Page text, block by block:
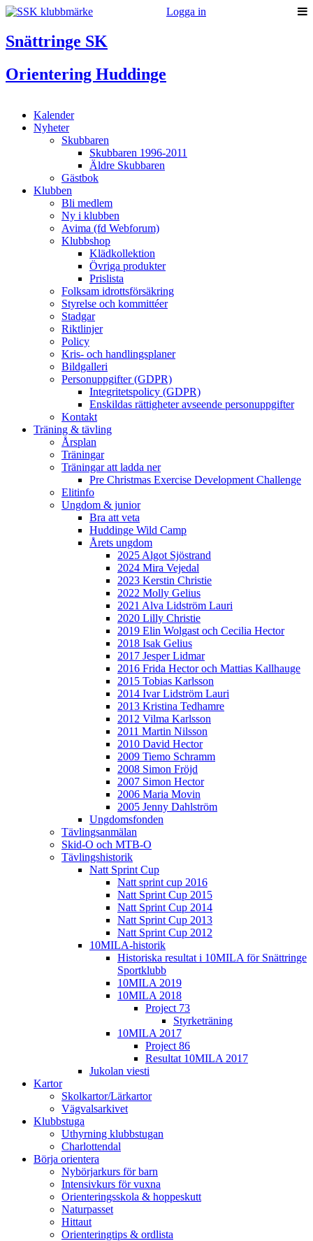
Logga in
Snättringe SK
Orientering Huddinge
Kalender
Nyheter
Skubbaren
Skubbaren 1996-2011
Äldre Skubbaren
Gästbok
Klubben
Bli medlem
Ny i klubben
Avima (fd Webforum)
Klubbshop
Klädkollektion
Övriga produkter
Prislista
Folksam idrottsförsäkring
Styrelse och kommittéer
Stadgar
Riktlinjer
Policy
Kris- och handlingsplaner
Bildgalleri
Personuppgifter (GDPR)
Integritetspolicy (GDPR)
Enskildas rättigheter avseende personuppgifter
Kontakt
Träning & tävling
Årsplan
Träningar
Träningar att ladda ner
Pre Christmas Exercise Development Challenge
Elitinfo
Ungdom & junior
Bra att veta
Huddinge Wild Camp
Årets ungdom
2025 Algot Sjöstrand
2024 Mira Vejedal
2023 Kerstin Christie
2022 Molly Gelius
2021 Alva Lidström Lauri
2020 Lilly Christie
2019 Elin Wolgast och Cecilia Hector
2018 Isak Gelius
2017 Jesper Lidmar
2016 Frida Hector och Mattias Kallhauge
2015 Tobias Karlsson
2014 Ivar Lidström Lauri
2013 Kristina Tedhamre
2012 Vilma Karlsson
2011 Martin Nilsson
2010 David Hector
2009 Tiemo Schramm
2008 Simon Fröjd
2007 Simon Hector
2006 Maria Movin
2005 Jenny Dahlström
Ungdomsfonden
Tävlingsanmälan
Skid-O och MTB-O
Tävlingshistorik
Natt Sprint Cup
Natt sprint cup 2016
Natt Sprint Cup 2015
Natt Sprint Cup 2014
Natt Sprint Cup 2013
Natt Sprint Cup 2012
10MILA-historik
Historiska resultat i 10MILA för Snättringe
Sportklubb
10MILA 2019
10MILA 2018
Project 73
Styrketräning
10MILA 2017
Project 86
Resultat 10MILA 2017
Jukolan viesti
Kartor
Skolkartor/Lärkartor
Vägvalsarkivet
Klubbstuga
Uthyrning klubbstugan
Charlottendal
Börja orientera
Nybörjarkurs för barn
Intensivkurs för vuxna
Orienteringsskola & hoppeskutt
Naturpasset
Hittaut
Orienteringtips & ordlista